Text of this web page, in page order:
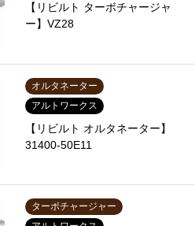
【リビルト ターボチャージャ
ー】VZ28
オルタネーター
アルトワークス
【リビルト オルタネーター】
31400-50E11
ターボチャージャー